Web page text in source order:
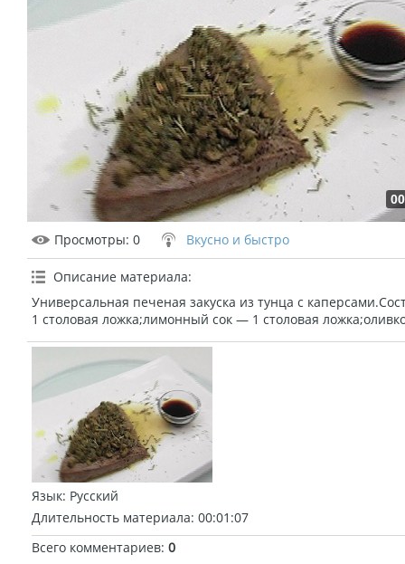
Просмотры: 0 Вкусно и быстро
Описание материала:
Универсальная печеная закуска из тунца с
1 столовая ложка;лимонный сок — 1 столовая
Язык: Русский
Длительность материала: 00:01:07
Всего комментариев: 0